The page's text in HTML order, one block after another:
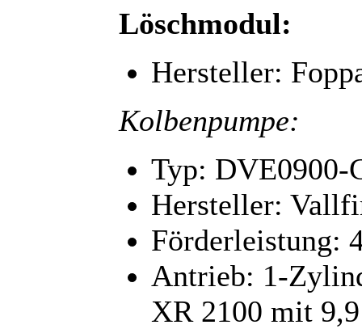
Löschmodul:
Hersteller:
Kolbenpumpe:
Typ: DVE0900-
Hersteller:
Förderleistung:
Antrieb: 1-
XR 2100 mit